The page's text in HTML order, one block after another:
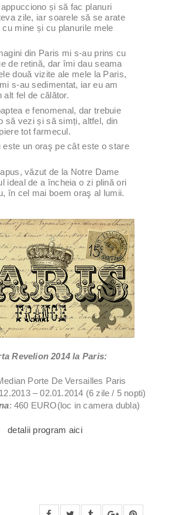
și să fac planuri
zile, iar soarele să se arate
cu mine și cu planurile mele
din Paris mi s-au prins cu
de retină, dar îmi dau seama
două vizite ale mele la Paris,
s-au sedimentat, iar eu am
alt fel de călător.
e fenomenal, dar trebuie
să vezi și să simți, altfel, din
tot farmecul.
este un oraş pe cât este o stare
văzut de la Notre Dame
ideal de a încheia o zi plină ori
în cel mai boem oraş al lumii.
Revelion 2014 la Paris:
Porte De Versailles Paris
– 02.01.2014 (6 zile / 5 nopti)
: 460 EURO(loc in camera dubla)
detalii program aici